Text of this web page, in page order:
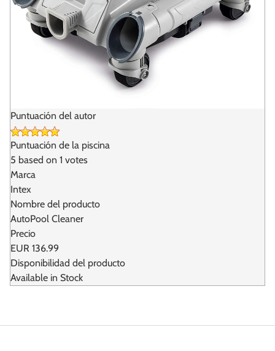
Puntuación del autor
Puntuación de la piscina
5 based on 1 votes
Marca
Intex
Nombre del producto
AutoPool Cleaner
Precio
EUR 136.99
Disponibilidad del producto
Available in Stock